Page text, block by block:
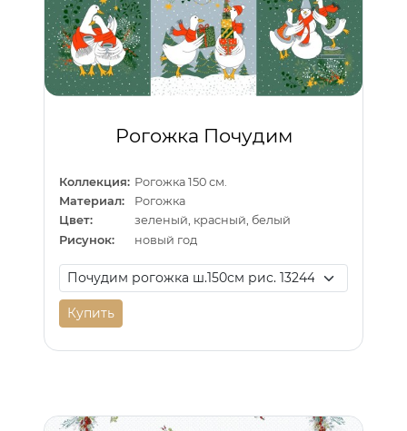
Рогожка Почудим
Коллекция: Рогожка 150 см.
Материал:
Рогожка
Цвет:
зеленый, красный, белый
Рисунок:
новый год
Купить